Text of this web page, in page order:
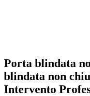
Porta blindata
blindata non
Intervento